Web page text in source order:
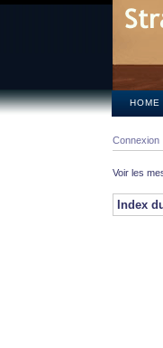
HOME
Connexion
Voir les
Index